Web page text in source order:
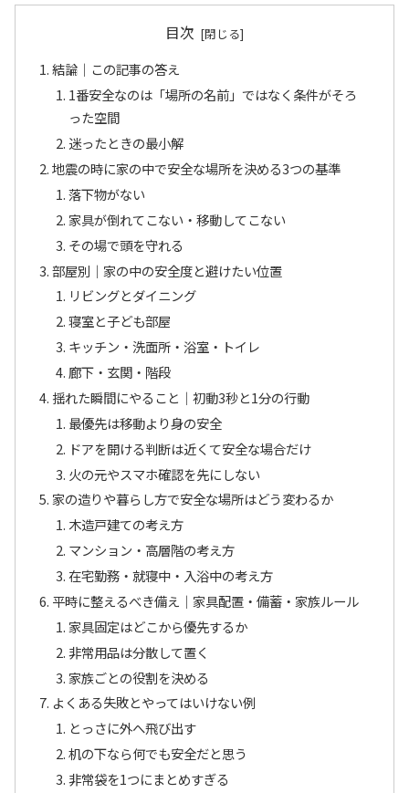
目次
結論｜この記事の答え
1番安全なのは「場所の名前」ではなく条件がそろ
った空間
迷ったときの最小解
地震の時に家の中で安全な場所を決める3つの基準
落下物がない
家具が倒れてこない・移動してこない
その場で頭を守れる
部屋別｜家の中の安全度と避けたい位置
リビングとダイニング
寝室と子ども部屋
キッチン・洗面所・浴室・トイレ
廊下・玄関・階段
揺れた瞬間にやること｜初動3秒と1分の行動
最優先は移動より身の安全
ドアを開ける判断は近くて安全な場合だけ
火の元やスマホ確認を先にしない
家の造りや暮らし方で安全な場所はどう変わるか
木造戸建ての考え方
マンション・高層階の考え方
在宅勤務・就寝中・入浴中の考え方
平時に整えるべき備え｜家具配置・備蓄・家族ルール
家具固定はどこから優先するか
非常用品は分散して置く
家族ごとの役割を決める
よくある失敗とやってはいけない例
とっさに外へ飛び出す
机の下なら何でも安全だと思う
非常袋を1つにまとめすぎる